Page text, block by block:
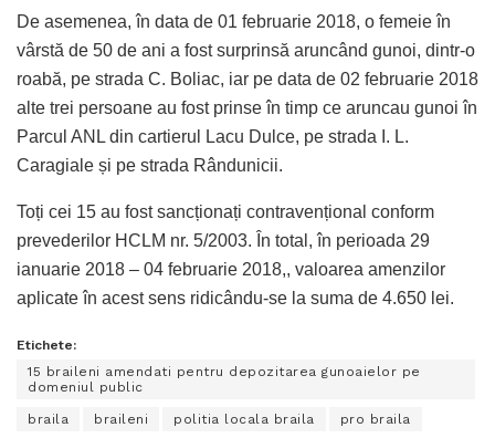
De asemenea, în data de 01 februarie 2018, o femeie în
vârstă de 50 de ani a fost surprinsă aruncând gunoi, dintr-o
roabă, pe strada C. Boliac, iar pe data de 02 februarie 2018
alte trei persoane au fost prinse în timp ce aruncau gunoi în
Parcul ANL din cartierul Lacu Dulce, pe strada I. L.
Caragiale și pe strada Rândunicii.
Toți cei 15 au fost sancționați contravențional conform
prevederilor HCLM nr. 5/2003. În total, în perioada 29
ianuarie 2018 – 04 februarie 2018,, valoarea amenzilor
aplicate în acest sens ridicându-se la suma de 4.650 lei.
Etichete:
15 braileni amendati pentru depozitarea gunoaielor pe
domeniul public
braila braileni politia locala braila pro braila